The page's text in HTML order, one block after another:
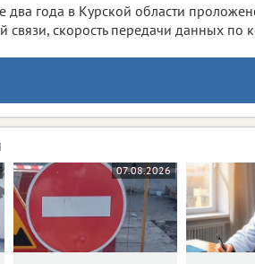
два года в Курской области
связи, скорость передачи данных по
07.08.2026